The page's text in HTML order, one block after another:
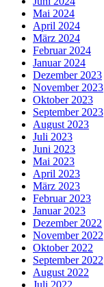
Mai 2024
April 2024
März 2024
Februar 2024
Januar 2024
Dezember 2023
November 2023
Oktober 2023
September 2023
August 2023
Juli 2023
Juni 2023
Mai 2023
April 2023
März 2023
Februar 2023
Januar 2023
Dezember 2022
November 2022
Oktober 2022
September 2022
August 2022
Juli 2022